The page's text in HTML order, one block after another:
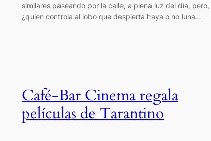
similares paseando por la calle, a plena luz del día, pero,
¿quién controla al lobo que despierta haya o no luna…
Café-Bar Cinema regala
películas de Tarantino